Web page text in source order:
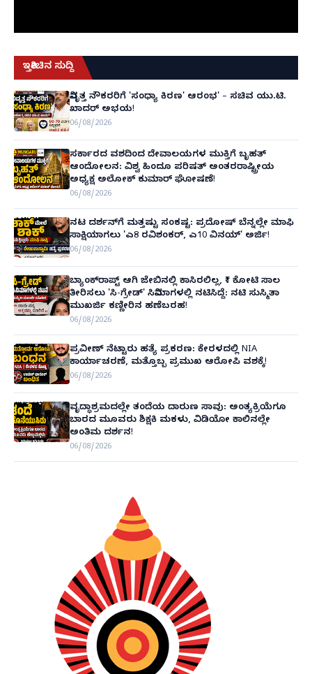
ಇತ್ತೀಚಿನ ಸುದ್ದಿ
ನಿವೃತ್ತ ನೌಕರರಿಗೆ 'ಸಂಧ್ಯಾ ಕಿರಣ' ಆರಂಭ' – ಸಚಿವ ಯು.ಟಿ.
ಖಾದರ್ ಅಭಯ!
06/08/2026
ಸರ್ಕಾರದ ವಶದಿಂದ ದೇವಾಲಯಗಳ ಮುಕ್ತಿಗೆ ಬೃಹತ್
ಆಂದೋಲನ: ವಿಶ್ವ ಹಿಂದೂ ಪರಿಷತ್ ಅಂತರರಾಷ್ಟ್ರೀಯ
ಅಧ್ಯಕ್ಷ ಅಲೋಕ್ ಕುಮಾರ್ ಘೋಷಣೆ!
06/08/2026
ನಟ ದರ್ಶನ್‌ಗೆ ಮತ್ತಷ್ಟು ಸಂಕಷ್ಟ: ಪ್ರದೋಷ್ ಬೆನ್ನಲ್ಲೇ ಮಾಫಿ
ಸಾಕ್ಷಿಯಾಗಲು 'ಎ8 ರವಿಶಂಕರ್, ಎ10 ವಿನಯ್' ಅರ್ಜಿ!
06/08/2026
ಬ್ಯಾಂಕ್‌ರಾಪ್ಟ್‌ ಆಗಿ ಜೇಬಿನಲ್ಲಿ ಕಾಸಿರಲಿಲ್ಲ, ₹1 ಕೋಟಿ ಸಾಲ
ತೀರಿಸಲು 'ಸಿ-ಗ್ರೇಡ್' ಸಿನಿಮಾಗಳಲ್ಲಿ ನಟಿಸಿದ್ದೆ: ನಟಿ ಸುಸ್ಮಿತಾ
ಮುಖರ್ಜಿ ಕಣ್ಣೀರಿನ ಹಣೆಬರಹ!
06/08/2026
ಪ್ರವೀಣ್ ನೆಟ್ಟಾರು ಹತ್ಯೆ ಪ್ರಕರಣ: ಕೇರಳದಲ್ಲಿ NIA
ಕಾರ್ಯಾಚರಣೆ, ಮತ್ತೊಬ್ಬ ಪ್ರಮುಖ ಆರೋಪಿ ವಶಕ್ಕೆ!
06/08/2026
ವೃದ್ಧಾಶ್ರಮದಲ್ಲೇ ತಂದೆಯ ದಾರುಣ ಸಾವು: ಅಂತ್ಯಕ್ರಿಯೆಗೂ
ಬಾರದ ಮೂವರು ಶಿಕ್ಷಕಿ ಮಕಳು, ವಿಡಿಯೋ ಕಾಲಿನಲ್ಲೇ
ಅಂತಿಮ ದರ್ಶನ!
06/08/2026